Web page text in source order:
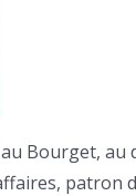
Bourget, au
patron